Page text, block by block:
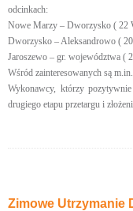
odcinkach:
Nowe Marzy – Dworzysko ( 22
Dworzysko – Aleksandrowo (
Jaroszewo – gr. województwa (
Wśród zainteresowanych są
Wykonawcy, którzy
drugiego etapu przetargu i
Zimowe Utrzymanie